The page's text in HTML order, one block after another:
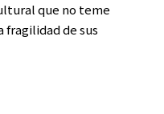
que no teme
fragilidad de sus